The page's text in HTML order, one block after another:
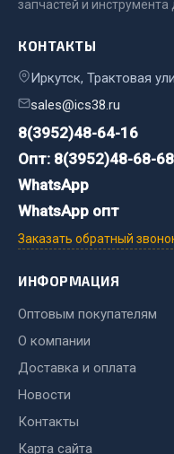
Стяжки, тросы,
Стропы
Стяжки
Тросы
Весь раздел
Автохимия
3 ton
Abro
Alteco
Aвтосил
Chevron
Cosmo
запчастей и инструмента
КОНТАКТЫ
Иркутск, Трактовая
sales@ics38.ru
8(3952)48-64-16
Опт: 8(3952)48-68-68
WhatsApp
WhatsApp опт
Заказать обратный
ИНФОРМАЦИЯ
Оптовым покупателям
О компании
Доставка и оплата
Новости
Контакты
Карта сайта